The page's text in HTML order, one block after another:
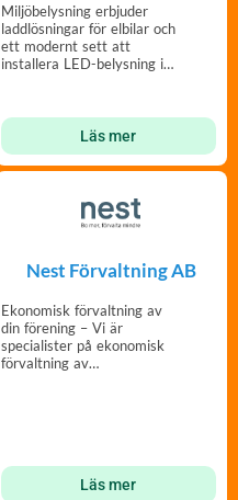
Miljöbelysning erbjuder
laddlösningar för elbilar och
ett modernt sett att
installera LED-belysning i
Läs mer
Nest Förvaltning AB
Ekonomisk förvaltning av
din förening – Vi är
specialister på ekonomisk
förvaltning av
Läs mer